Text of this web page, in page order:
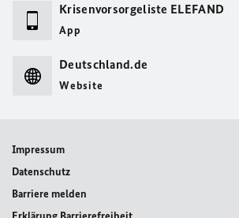
Krisenvorsorgeliste ELEFAND
App
Deutschland.de
Website
Impressum
Datenschutz
Barriere melden